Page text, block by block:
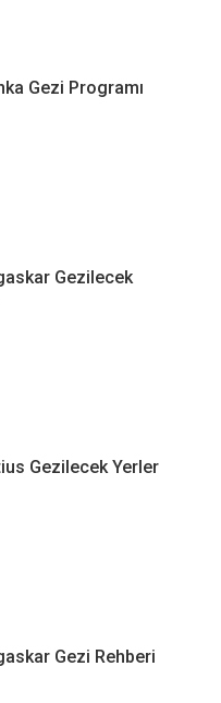
Gezi Programı
Gezilecek
Gezilecek Yerler
Gezi Rehberi